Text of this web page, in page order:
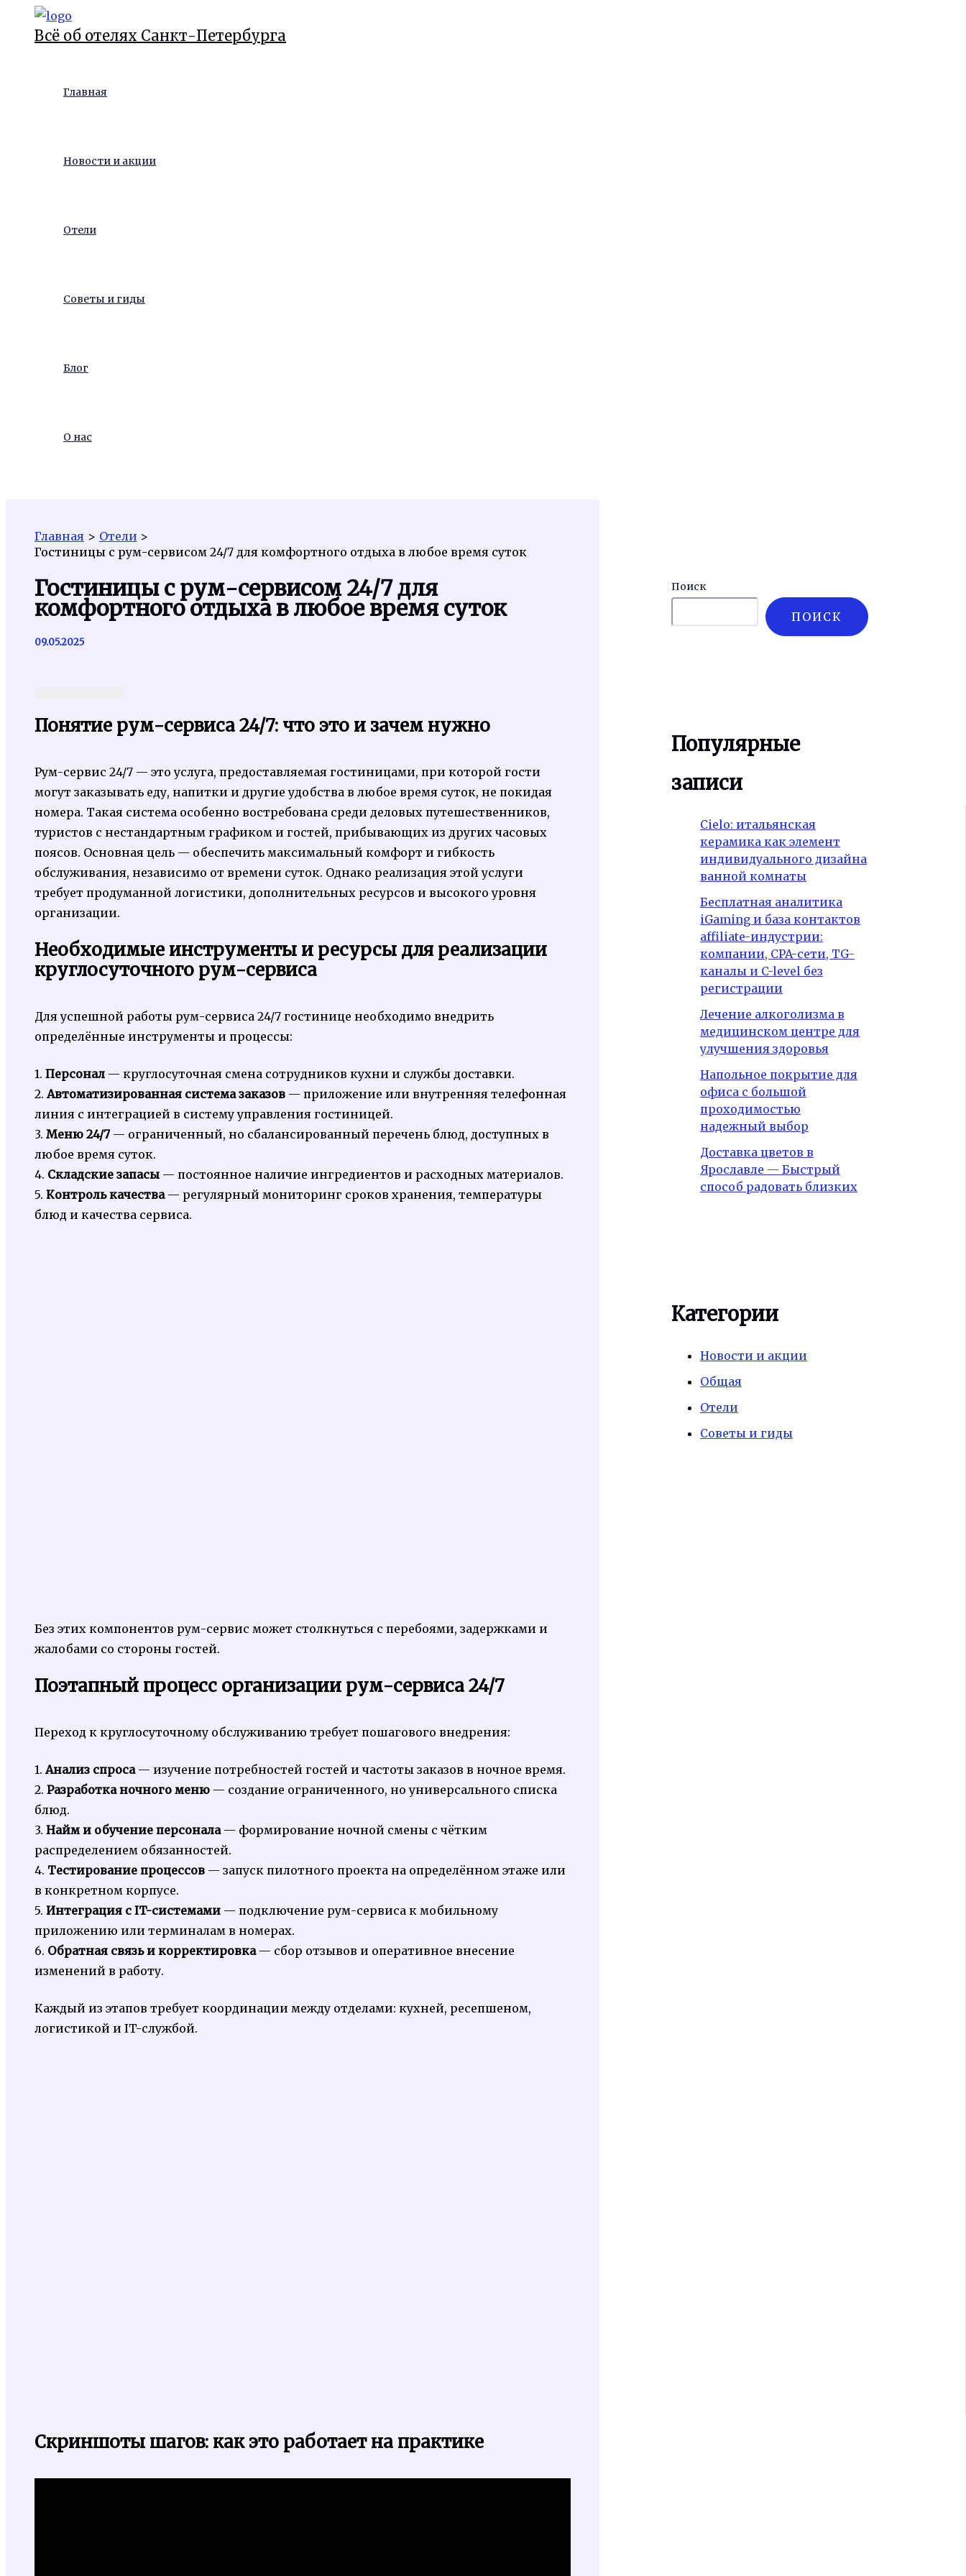
Перейти
Всё об отелях Санкт-Петербурга
Главная
Новости и акции
Отели
Советы и гиды
Блог
О нас
Главная
Отели
Гостиницы с рум-сервисом 24/7 для комфортного отдыха в любое время суток
Гостиницы с рум-сервисом 24/7 для
комфортного отдыха в любое время суток
09.05.2025
Понятие рум-сервиса 24/7: что это и зачем нужно
Рум-сервис 24/7 — это услуга, предоставляемая гостиницами, при которой гости
могут заказывать еду, напитки и другие удобства в любое время суток, не покидая
номера. Такая система особенно востребована среди деловых путешественников,
туристов с нестандартным графиком и гостей, прибывающих из других часовых
поясов. Основная цель — обеспечить максимальный комфорт и гибкость
обслуживания, независимо от времени суток. Однако реализация этой услуги
требует продуманной логистики, дополнительных ресурсов и высокого уровня
организации.
Необходимые инструменты и ресурсы для реализации
круглосуточного рум-сервиса
Для успешной работы рум-сервиса 24/7 гостинице необходимо внедрить
определённые инструменты и процессы:
1. Персонал — круглосуточная смена сотрудников кухни и службы доставки.
2. Автоматизированная система заказов — приложение или внутренняя телефонная
линия с интеграцией в систему управления гостиницей.
3. Меню 24/7— ограниченный, но сбалансированный перечень блюд, доступных в
любое время суток.
4. Складские запасы — постоянное наличие ингредиентов и расходных материалов.
5. Контроль качества— регулярный мониторинг сроков хранения, температуры
блюд и качества сервиса.
Без этих компонентов рум-сервис может столкнуться с перебоями, задержками и
жалобами со стороны гостей.
Поэтапный процесс организации рум-сервиса 24/7
Переход к круглосуточному обслуживанию требует пошагового внедрения:
1. Анализ спроса— изучение потребностей гостей и частоты заказов в ночное время.
2. Разработка ночного меню — создание ограниченного, но универсального списка
блюд.
3. Найм и обучение персонала— формирование ночной смены с чётким
распределением обязанностей.
4. Тестирование процессов — запуск пилотного проекта на определённом этаже или
в конкретном корпусе.
5. Интеграция с IT-системами — подключение рум-сервиса к мобильному
приложению или терминалам в номерах.
6. Обратная связь и корректировка— сбор отзывов и оперативное внесение
изменений в работу.
Каждый из этапов требует координации между отделами: кухней, ресепшеном,
логистикой и IT-службой.
Скриншоты шагов: как это работает на практике
Поиск
ПОИСК
Популярные
записи
Cielo: итальянская
керамика как элемент
индивидуального дизайна
ванной комнаты
Бесплатная аналитика
iGaming и база контактов
affiliate-индустрии:
компании, CPA-сети, TG-
каналы и C-level без
регистрации
Лечение алкоголизма в
медицинском центре для
улучшения здоровья
Напольное покрытие для
офиса с большой
проходимостью
надежный выбор
Доставка цветов в
Ярославле — Быстрый
способ радовать близких
Категории
Новости и акции
Общая
Отели
Советы и гиды